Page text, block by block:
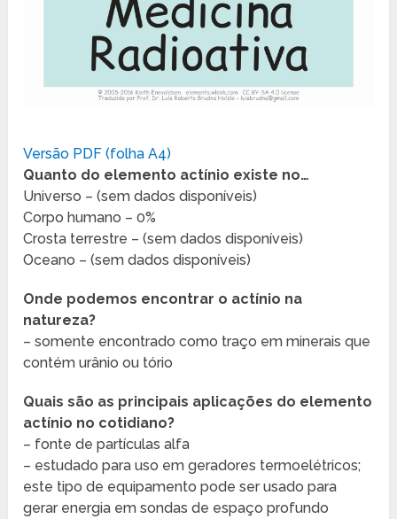
Versão PDF (folha A4)
Quanto do elemento actínio existe no…
Universo – (sem dados disponíveis)
Corpo humano – 0%
Crosta terrestre – (sem dados disponíveis)
Oceano – (sem dados disponíveis)
Onde podemos encontrar o actínio na
natureza?
– somente encontrado como traço em minerais que
contém urânio ou tório
Quais são as principais aplicações do elemento
actínio no cotidiano?
– fonte de partículas alfa
– estudado para uso em geradores termoelétricos;
este tipo de equipamento pode ser usado para
gerar energia em sondas de espaço profundo